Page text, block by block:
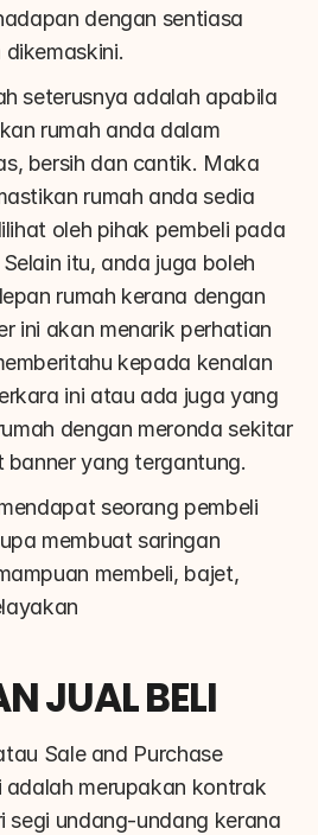
dengan sentiasa
seterusnya adalah apabila
rumah anda dalam
bersih dan cantik. Maka
rumah anda sedia
oleh pihak pembeli pada
itu, anda juga boleh
rumah kerana dengan
ini akan menarik perhatian
kepada kenalan
ini atau ada juga yang
dengan meronda sekitar
banner yang tergantung.
seorang pembeli
membuat saringan
membeli, bajet,
JUAL BELI
Sale and Purchase
adalah merupakan kontrak
segi undang-undang kerana